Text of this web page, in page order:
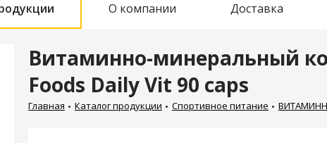
О компании Доставка
Витаминно-минеральный
Foods Daily Vit 90 caps
Главная Каталог продукции Спортивное питание